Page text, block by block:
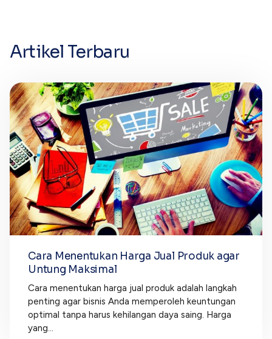
Artikel Terbaru
Cara Menentukan Harga Jual Produk agar
Untung Maksimal
Cara menentukan harga jual produk adalah langkah
penting agar bisnis Anda memperoleh keuntungan
optimal tanpa harus kehilangan daya saing. Harga
yang...